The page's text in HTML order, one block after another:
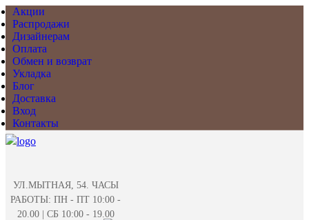
Акции
Распродажи
Дизайнерам
Оплата
Обмен и возврат
Укладка
Блог
Доставка
Вход
Контакты
УЛ.МЫТНАЯ, 54. ЧАСЫ
РАБОТЫ: ПН - ПТ 10:00 -
20.00 | СБ 10:00 - 19.00